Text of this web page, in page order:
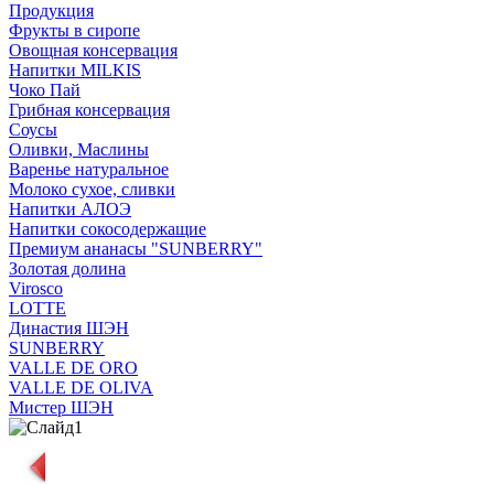
Продукция
Фрукты в сиропе
Овощная консервация
Напитки MILKIS
Чоко Пай
Грибная консервация
Соусы
Оливки, Маслины
Варенье натуральное
Молоко сухое, сливки
Напитки АЛОЭ
Напитки сокосодержащие
Премиум ананасы "SUNBERRY"
Золотая долина
Virosco
LOTTE
Династия ШЭН
SUNBERRY
VALLE DE ORO
VALLE DE OLIVA
Мистер ШЭН